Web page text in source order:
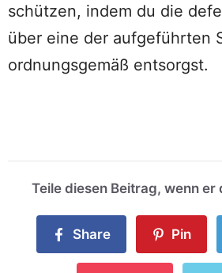
schützen, indem du die
über eine der aufgeführten
ordnungsgemäß entsorgst.
Teile diesen Beitrag, wenn er
Share Pin